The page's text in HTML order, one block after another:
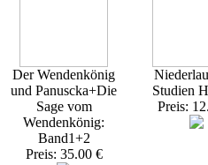
Der Wendenkönig
und Panuscka+Die
Sage vom
Wendenkönig:
Band1+2
Preis: 35.00 €
Studien
Preis: